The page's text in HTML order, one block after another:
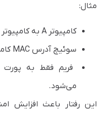
مثال:
کامپیوتر A به کامپیوتر B پیام ارسال می‌کند.
سوئیچ آدرس MAC کامپیوتر B را در جدول خود دارد.
می‌شود.
این رفتار باعث افزایش